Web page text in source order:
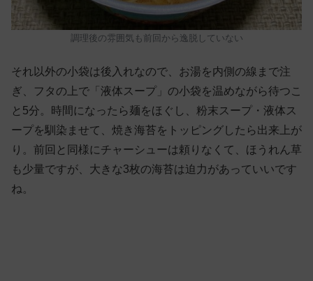
調理後の雰囲気も前回から逸脱していない
それ以外の小袋は後入れなので、お湯を内側の線まで注
ぎ、フタの上で「液体スープ」の小袋を温めながら待つこ
と5分。時間になったら麺をほぐし、粉末スープ・液体ス
ープを馴染ませて、焼き海苔をトッピングしたら出来上が
り。前回と同様にチャーシューは頼りなくて、ほうれん草
も少量ですが、大きな3枚の海苔は迫力があっていいです
ね。